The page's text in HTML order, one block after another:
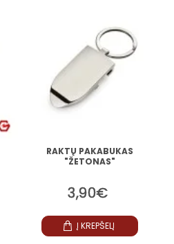
RAKTŲ PAKABUKAS
"ŽETONAS"
3,90€
Į KREPŠELĮ